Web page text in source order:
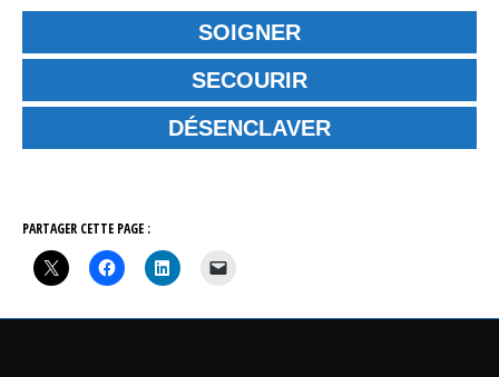
SOIGNER
SECOURIR
DÉSENCLAVER
PARTAGER CETTE PAGE :